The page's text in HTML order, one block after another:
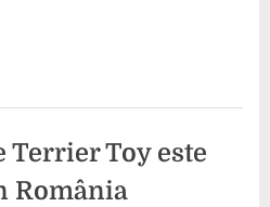
Terrier Toy este
România